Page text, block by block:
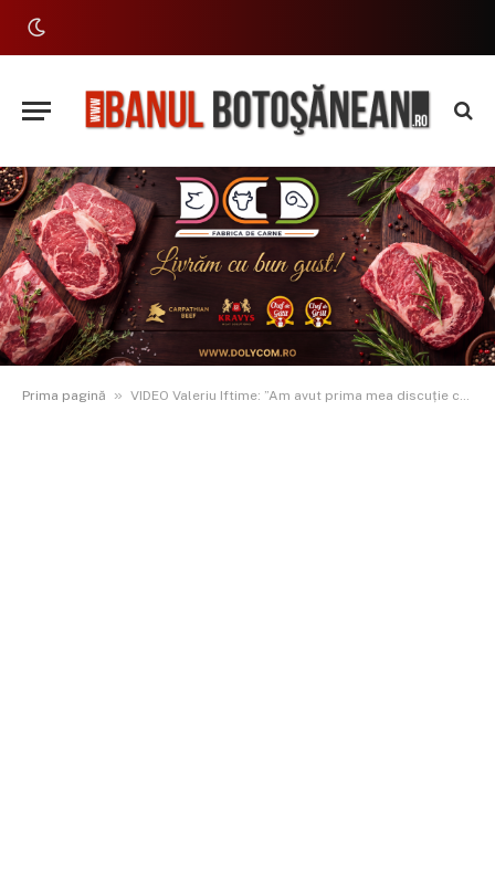
Prima pagină » VIDEO Valeriu Iftime: ”Am avut prima mea discuție coerentă cu domnul primar după 5 ani de mandat”